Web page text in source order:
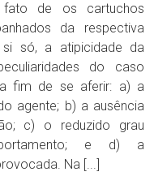
de os cartuchos
da respectiva
só, a atipicidade da
do caso
fim de se aferir: a) a
agente; b) a ausência
c) o reduzido grau
e d) a
Na [...]